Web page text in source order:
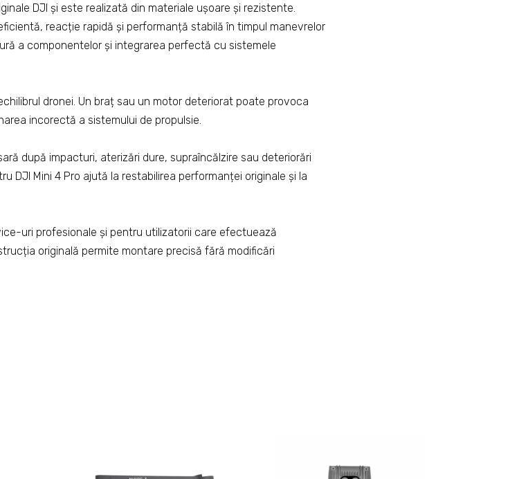
DJI și este realizată din materiale ușoare și rezistente.
reacție rapidă și performanță stabilă în timpul manevrelor
a componentelor și integrarea perfectă cu sistemele
dronei. Un braț sau un motor deteriorat poate provoca
incorectă a sistemului de propulsie.
după impacturi, aterizări dure, supraîncălzire sau deteriorări
DJI Mini 4 Pro ajută la restabilirea performanței originale și la
uri profesionale și pentru utilizatorii care efectuează
originală permite montare precisă fără modificări